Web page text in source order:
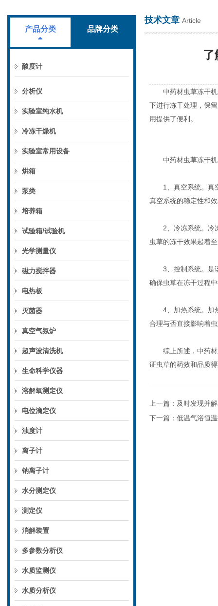
产品分类 品牌分类
酸度计
分析仪
实验室纯水机
冷冻干燥机
实验室常用设备
烘箱
泵类
培养箱
试验箱/试验机
光学测量仪
磁力搅拌器
电热板
灭菌器
真空气氛炉
超声波清洗机
生命科学仪器
溶解氧测定仪
电位滴定仪
浊度计
离子计
钠离子计
水分测定仪
测定仪
消解装置
多参数分析仪
水质监测仪
水质分析仪
技术文章 Article
了
中药材虫草冻干机
下进行冻干处理，保
用提供了便利。
中药材虫草冻干机
1、真空系统。真空
真空系统的稳定性和
2、冷冻系统。冷冻
虫草的冻干效果起着
3、控制系统。是该
确保虫草在冻干过程
4、加热系统。加热
合理与否直接影响着
综上所述，中药材
证虫草的药效和品质
上一篇： 及时发现并
下一篇： 低温气浴恒